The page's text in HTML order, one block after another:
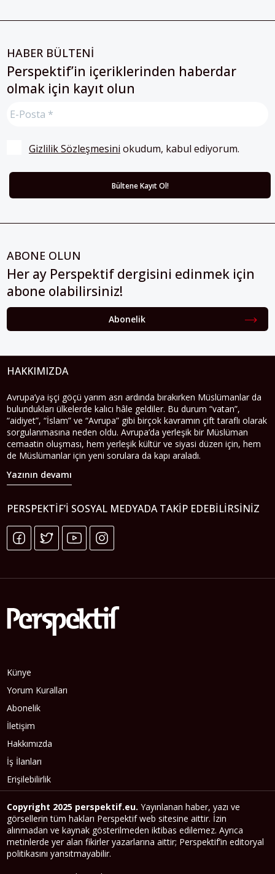
HABER BÜLTENİ
Perspektif’in içeriklerinden haberdar
olmak için kayıt olun
Gizlilik Sözleşmesini okudum, kabul ediyorum.
ABONE OLUN
Her ay Perspektif dergisini edinmek için
abone olabilirsiniz!
Abonelik
HAKKIMIZDA
Avrupa’ya işçi göçü yarım asrı ardında bırakırken Müslümanlar da
bulundukları ülkelerde kalıcı hâle geldiler. Bu durum “vatan”,
“aidiyet”, “İslam” ve “Avrupa” gibi birçok kavramın çift taraflı olarak
sorgulanmasına neden oldu. Avrupa’da yerleşik bir Müslüman
cemaatin oluşması, hem yerleşik kültür ve siyasi düzen için, hem
de Müslümanlar için yeni sorulara da kapı araladı.
Yazının devamı
PERSPEKTIF’I SOSYAL MEDYADA TAKIP EDEBILIRSINIZ
Künye
Yorum Kuralları
Abonelik
İletişim
Hakkımızda
İş İlanları
Erişilebilirlik
Copyright 2025 perspektif.eu. Yayınlanan haber, yazı ve
görsellerin tüm hakları Perspektif web sitesine aittir. İzin
alınmadan ve kaynak gösterilmeden iktibas edilemez. Ayrıca
metinlerde yer alan fikirler yazarlarına aittir; Perspektif’in editoryal
politikasını yansıtmayabilir.